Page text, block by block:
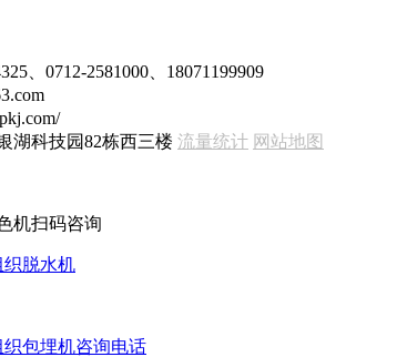
、0712-2581000、18071199909
湖科技园82栋西三楼 流量统计 网站地图